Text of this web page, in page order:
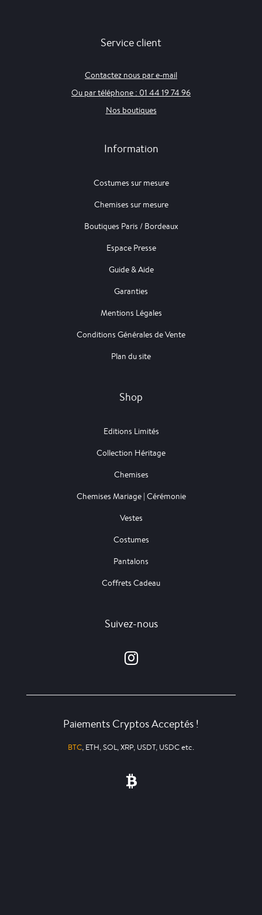
Service client
Contactez nous par e-mail
Ou par téléphone : 01 44 19 74 96
Nos boutiques
Information
Costumes sur mesure
Chemises sur mesure
Boutiques Paris / Bordeaux
Espace Presse
Guide & Aide
Garanties
Mentions Légales
Conditions Générales de Vente
Plan du site
Shop
Editions Limités
Collection Héritage
Chemises
Chemises Mariage | Cérémonie
Vestes
Costumes
Pantalons
Coffrets Cadeau
Suivez-nous
Paiements Cryptos Acceptés !
BTC, ETH, SOL, XRP, USDT, USDC etc.